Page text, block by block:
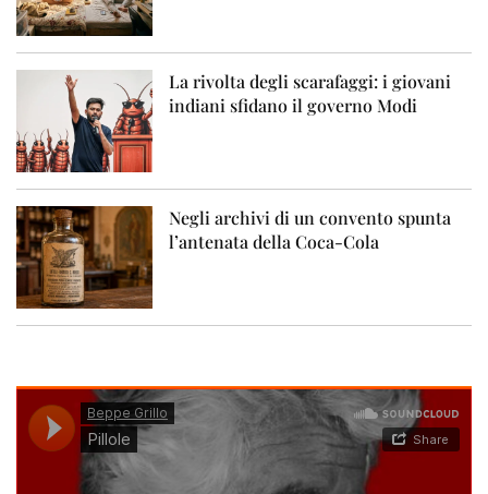
La rivolta degli scarafaggi: i giovani
indiani sfidano il governo Modi
Negli archivi di un convento spunta
l’antenata della Coca-Cola